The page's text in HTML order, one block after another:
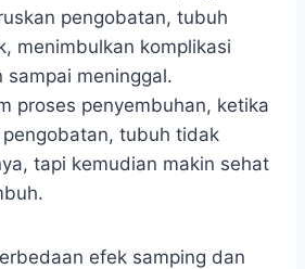
pengobatan, tubuh
menimbulkan komplikasi
sampai meninggal.
proses penyembuhan, ketika
tubuh tidak
tapi kemudian makin sehat
efek samping dan